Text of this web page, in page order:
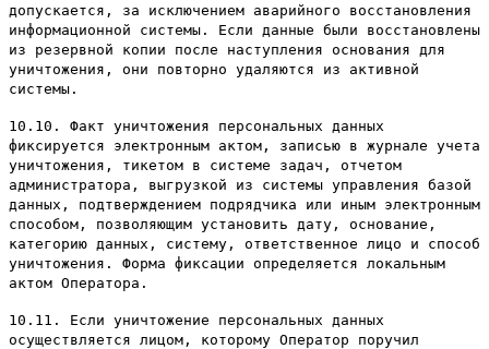
допускается, за исключением аварийного восстановления
информационной системы. Если данные были восстановлены
из резервной копии после наступления основания для
уничтожения, они повторно удаляются из активной
системы.
10.10. Факт уничтожения персональных данных
фиксируется электронным актом, записью в журнале учета
уничтожения, тикетом в системе задач, отчетом
администратора, выгрузкой из системы управления базой
данных, подтверждением подрядчика или иным электронным
способом, позволяющим установить дату, основание,
категорию данных, систему, ответственное лицо и способ
уничтожения. Форма фиксации определяется локальным
актом Оператора.
10.11. Если уничтожение персональных данных
осуществляется лицом, которому Оператор поручил